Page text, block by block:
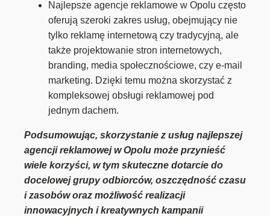
Najlepsze agencje reklamowe w Opolu często
oferują szeroki zakres usług, obejmujący nie
tylko reklamę internetową czy tradycyjną, ale
także projektowanie stron internetowych,
branding, media społecznościowe, czy e-mail
marketing. Dzięki temu można skorzystać z
kompleksowej obsługi reklamowej pod
jednym dachem.
Podsumowując, skorzystanie z usług najlepszej
agencji reklamowej w Opolu może przynieść
wiele korzyści, w tym skuteczne dotarcie do
docelowej grupy odbiorców, oszczędność czasu
i zasobów oraz możliwość realizacji
innowacyjnych i kreatywnych kampanii